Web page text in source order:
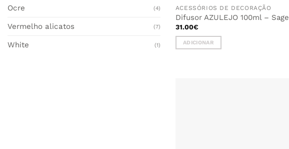
Ocre (4)
Vermelho alicatos (7)
White (1)
ACESSÓRIOS DE DECORAÇÃO
Difusor AZULEJO 100ml – Sage
31.00€
ADICIONAR